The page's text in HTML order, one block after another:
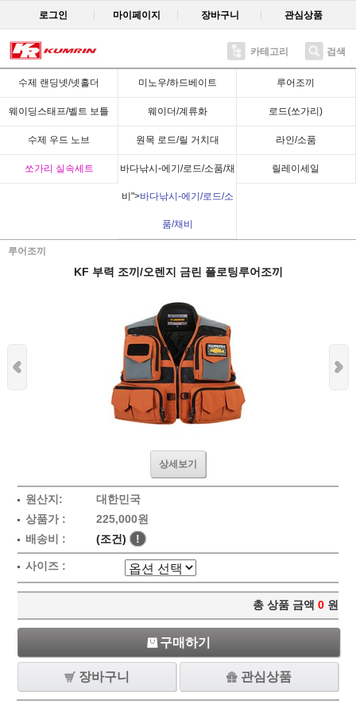
로그인 마이페이지 장바구니 관심상품
카테고리 검색
수제 랜딩넷/넷홀더 미노우/하드베이트 루어조끼
웨이딩스태프/벨트 보틀 웨이더/계류화 로드(쏘가리)
수제 우드 노브 원목 로드/릴 거치대 라인/소품
쏘가리 실속세트 바다낚시-에기/로드/소품/채
비">바다낚시-에기/로드/소
품/채비
릴레이세일
루어조끼
Recent
KF 부력 조끼/오렌지 금린 플로팅루어조끼
상세보기
원산지:
대한민국
상품가 :
225,000원
배송비 :
(조건) !
사이즈 :
총 상품 금액 0 원
구매하기
장바구니 관심상품